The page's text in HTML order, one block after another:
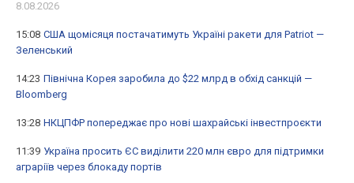
8.08.2026
15:08 США щомісяця постачатимуть Україні ракети для Patriot —
Зеленський
14:23 Північна Корея заробила до $22 млрд в обхід санкцій —
Bloomberg
13:28 НКЦПФР попереджає про нові шахрайські інвестпроєкти
11:39 Україна просить ЄС виділити 220 млн євро для підтримки
аграріїв через блокаду портів